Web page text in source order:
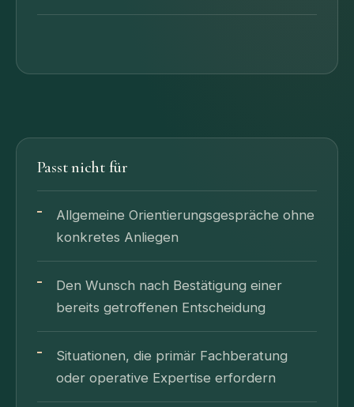
Passt nicht für
Allgemeine Orientierungsgespräche ohne
konkretes Anliegen
Den Wunsch nach Bestätigung einer
bereits getroffenen Entscheidung
Situationen, die primär Fachberatung
oder operative Expertise erfordern